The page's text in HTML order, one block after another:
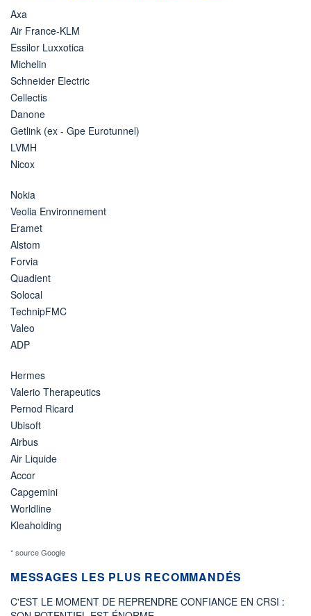
Axa
Air France-KLM
Essilor Luxxotica
Michelin
Schneider Electric
Cellectis
Danone
Getlink (ex - Gpe Eurotunnel)
LVMH
Nicox
Nokia
Veolia Environnement
Eramet
Alstom
Forvia
Quadient
Solocal
TechnipFMC
Valeo
ADP
Hermes
Valerio Therapeutics
Pernod Ricard
Ubisoft
Airbus
Air Liquide
Accor
Capgemini
Worldline
Kleaholding
* source Google
MESSAGES LES PLUS RECOMMANDÉS
C'EST LE MOMENT DE REPRENDRE CONFIANCE EN CRSI :